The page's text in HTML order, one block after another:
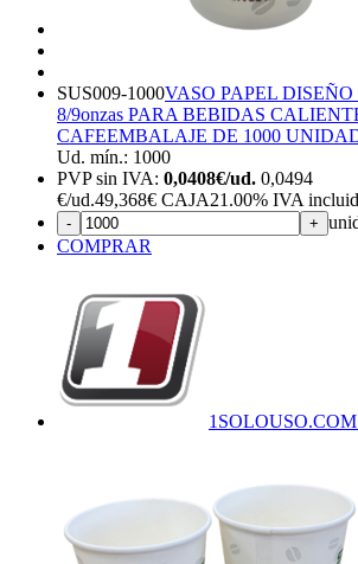
SUS009-1000VASO PAPEL DISEÑO
8/9onzas PARA BEBIDAS
CAFEEMBALAJE DE 1000
Ud. mín.: 1000
PVP sin IVA: 0,0408€/ud. 0,0494
€/ud.49,368€ CAJA21.00% IVA
- +
COMPRAR